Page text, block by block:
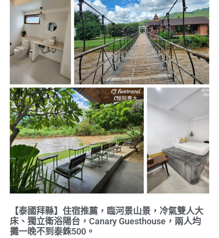
【泰國拜縣】住宿推薦，臨河景山景，冷氣雙人大
床、獨立衛浴陽台，Canary Guesthouse，兩人均
攤一晚不到泰銖500。